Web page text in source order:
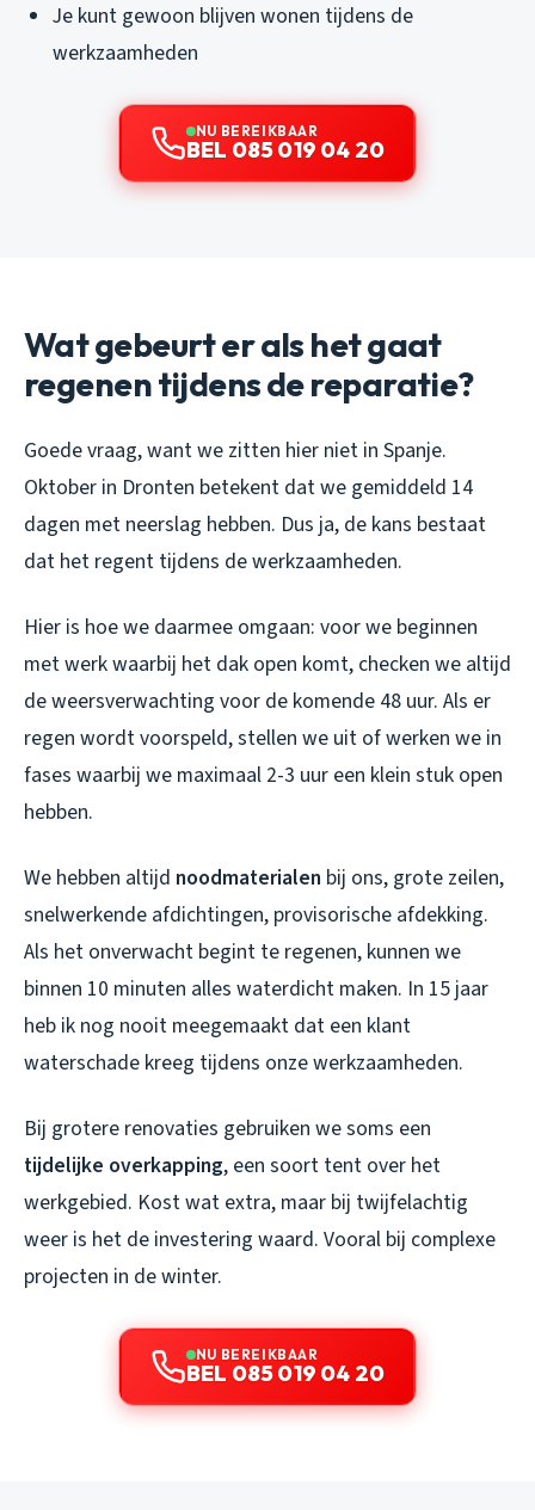
Je kunt gewoon blijven wonen tijdens de
werkzaamheden
NU BEREIKBAAR
BEL 085 019 04 20
Wat gebeurt er als het gaat
regenen tijdens de reparatie?
Goede vraag, want we zitten hier niet in Spanje.
Oktober in Dronten betekent dat we gemiddeld 14
dagen met neerslag hebben. Dus ja, de kans bestaat
dat het regent tijdens de werkzaamheden.
Hier is hoe we daarmee omgaan: voor we beginnen
met werk waarbij het dak open komt, checken we altijd
de weersverwachting voor de komende 48 uur. Als er
regen wordt voorspeld, stellen we uit of werken we in
fases waarbij we maximaal 2-3 uur een klein stuk open
hebben.
We hebben altijd noodmaterialen bij ons, grote zeilen,
snelwerkende afdichtingen, provisorische afdekking.
Als het onverwacht begint te regenen, kunnen we
binnen 10 minuten alles waterdicht maken. In 15 jaar
heb ik nog nooit meegemaakt dat een klant
waterschade kreeg tijdens onze werkzaamheden.
Bij grotere renovaties gebruiken we soms een
tijdelijke overkapping, een soort tent over het
werkgebied. Kost wat extra, maar bij twijfelachtig
weer is het de investering waard. Vooral bij complexe
projecten in de winter.
NU BEREIKBAAR
BEL 085 019 04 20